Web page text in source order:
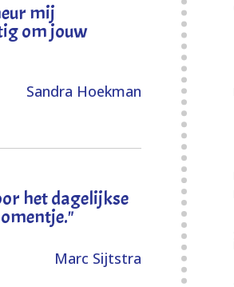
mij
om jouw
Sandra Hoekman
het dagelijkse
Marc Sijtstra